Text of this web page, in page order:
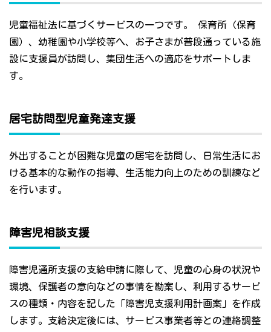
児童福祉法に基づくサービスの一つです。 保育所（保育
園）、幼稚園や小学校等へ、お子さまが普段通っている施
設に支援員が訪問し、集団生活への適応をサポートしま
す。
居宅訪問型児童発達支援
外出することが困難な児童の居宅を訪問し、日常生活にお
ける基本的な動作の指導、生活能力向上のための訓練など
を行います。
障害児相談支援
障害児通所支援の支給申請に際して、児童の心身の状況や
環境、保護者の意向などの事情を勘案し、利用するサービ
スの種類・内容を記した「障害児支援利用計画案」を作成
します。支給決定後には、サービス事業者等との連絡調整